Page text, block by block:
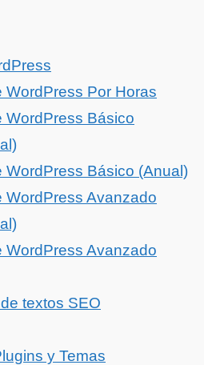
WordPress Por Horas
WordPress Básico
WordPress Básico (Anual)
WordPress Avanzado
WordPress Avanzado
textos SEO
y Temas